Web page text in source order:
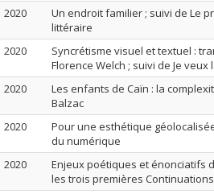
2020
Un endroit familier ; suivi de Le
littéraire
2020
Syncrétisme visuel et textuel :
Florence Welch ; suivi de Je
2020
Les enfants de Caïn : la
Balzac
2020
Pour une esthétique
du numérique
2020
Enjeux poétiques et énonciatifs
les trois premières